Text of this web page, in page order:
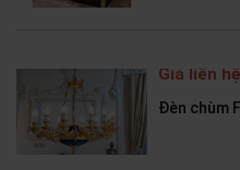
Giá liên
Đèn chùm